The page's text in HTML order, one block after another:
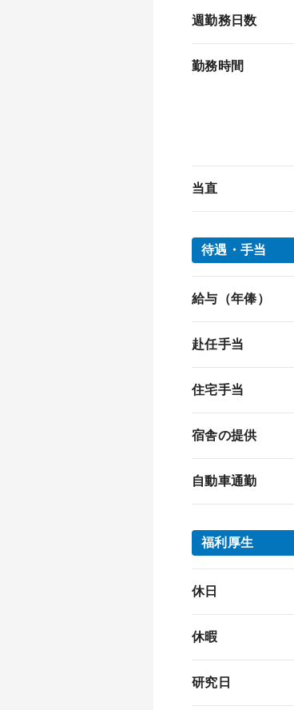
週勤務日数
勤務時間
当直
待遇・手当
給与（年俸）
赴任手当
住宅手当
宿舎の提供
自動車通勤
福利厚生
休日
休暇
研究日